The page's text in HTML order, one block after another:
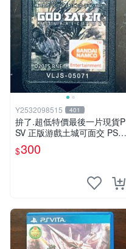
Y2532098515 401
拚了.超低特價最後一片現貨P
SV 正版游戲土城可面交 PSV
噬神者 解放重生 日版 【9成
新】✪裸片 二手九成新~
$300